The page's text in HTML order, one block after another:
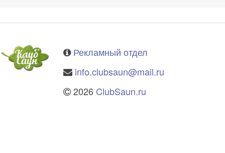
Рекламный отдел
info.clubsaun@mail.ru
2026 ClubSaun.ru